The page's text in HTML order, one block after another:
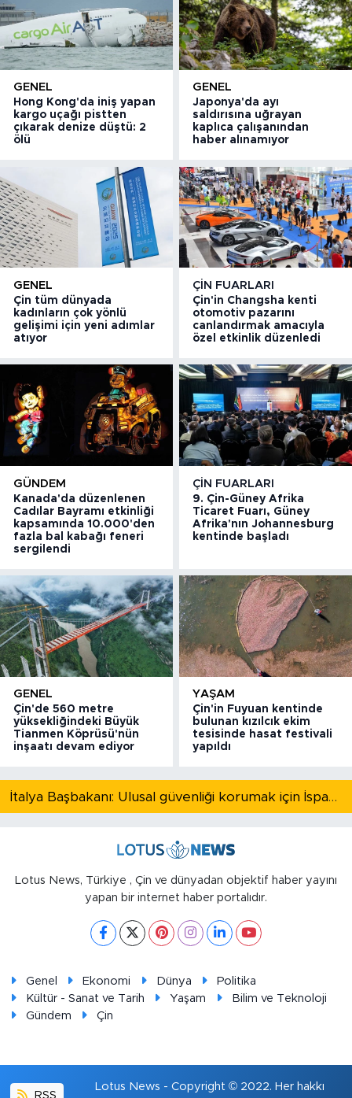
GENEL
Hong Kong'da iniş yapan
kargo uçağı pistten
çıkarak denize düştü: 2
ölü
GENEL
Japonya'da ayı
saldırısına uğrayan
kaplıca çalışanından
haber alınamıyor
GENEL
Çin tüm dünyada
kadınların çok yönlü
gelişimi için yeni adımlar
atıyor
ÇIN FUARLARI
Çin'in Changsha kenti
otomotiv pazarını
canlandırmak amacıyla
özel etkinlik düzenledi
GÜNDEM
Kanada'da düzenlenen
Cadılar Bayramı etkinliği
kapsamında 10.000'den
fazla bal kabağı feneri
sergilendi
ÇIN FUARLARI
9. Çin-Güney Afrika
Ticaret Fuarı, Güney
Afrika'nın Johannesburg
kentinde başladı
GENEL
Çin'de 560 metre
yüksekliğindeki Büyük
Tianmen Köprüsü'nün
inşaatı devam ediyor
YAŞAM
Çin'in Fuyuan kentinde
bulunan kızılcık ekim
tesisinde hasat festivali
yapıldı
İtalya Başbakanı: Ulusal güvenliği korumak için İspanya ile Schengen kapsamındaki serbest dolaşımı askıya alıyoruz
Lotus News, Türkiye , Çin ve dünyadan objektif haber yayını
yapan bir internet haber portalıdır.
Genel Ekonomi Dünya
Politika
Kültür - Sanat ve Tarih
Yaşam
Bilim ve Teknoloji
Gündem
Çin
RSS
Lotus News - Copyright © 2022. Her hakkı